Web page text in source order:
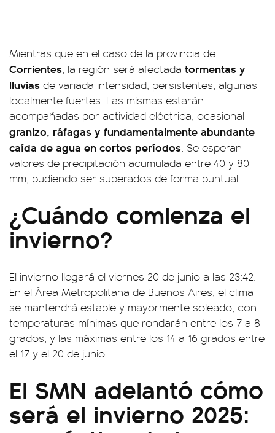
Mientras que en el caso de la provincia de
Corrientes, la región será afectada tormentas y
lluvias de variada intensidad, persistentes, algunas
localmente fuertes. Las mismas estarán
acompañadas por actividad eléctrica, ocasional
granizo, ráfagas y fundamentalmente abundante
caída de agua en cortos períodos. Se esperan
valores de precipitación acumulada entre 40 y 80
mm, pudiendo ser superados de forma puntual.
¿Cuándo comienza el
invierno?
El invierno llegará el viernes 20 de junio a las 23:42.
En el Área Metropolitana de Buenos Aires, el clima
se mantendrá estable y mayormente soleado, con
temperaturas mínimas que rondarán entre los 7 a 8
grados, y las máximas entre los 14 a 16 grados entre
el 17 y el 20 de junio.
El SMN adelantó cómo
será el invierno 2025: